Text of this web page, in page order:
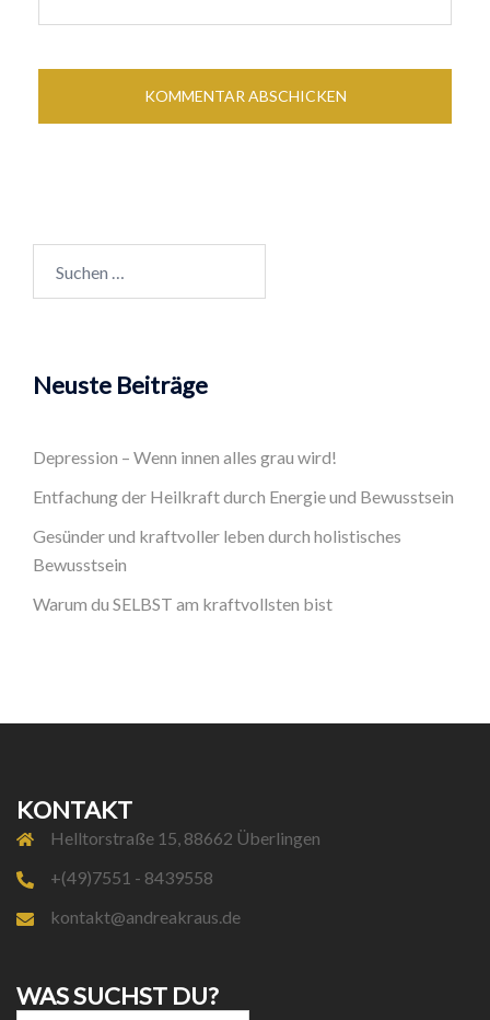
nach:
Neuste Beiträge
Depression – Wenn innen alles grau wird!
Entfachung der Heilkraft durch Energie und Bewusstsein
Gesünder und kraftvoller leben durch holistisches
Bewusstsein
Warum du SELBST am kraftvollsten bist
KONTAKT
Helltorstraße 15, 88662 Überlingen
+(49)7551 - 8439558
kontakt@andreakraus.de
WAS SUCHST DU?